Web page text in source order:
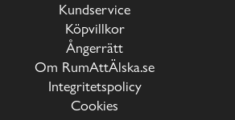
Kundservice
Köpvillkor
Ångerrätt
Om RumAttÄlska.se
Integritetspolicy
Cookies